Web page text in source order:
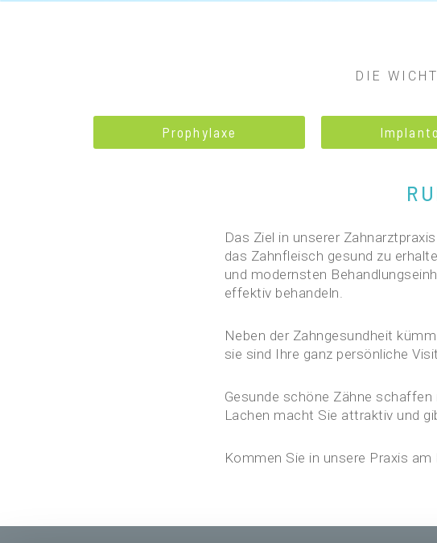
DIE
Prophylaxe
Das Ziel in unserer
das Zahnfleisch gesund zu
und modernsten
effektiv behandeln.
Neben der Zahngesundheit
sie sind Ihre ganz persönliche
Gesunde schöne Zähne
Lachen macht Sie attraktiv und
Kommen Sie in unsere Praxis